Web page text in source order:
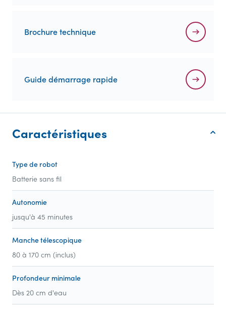
Brochure technique
Guide démarrage rapide
Caractéristiques
Type de robot
Batterie sans fil
Autonomie
jusqu'à 45 minutes
Manche télescopique
80 à 170 cm (inclus)
Profondeur minimale
Dès 20 cm d'eau